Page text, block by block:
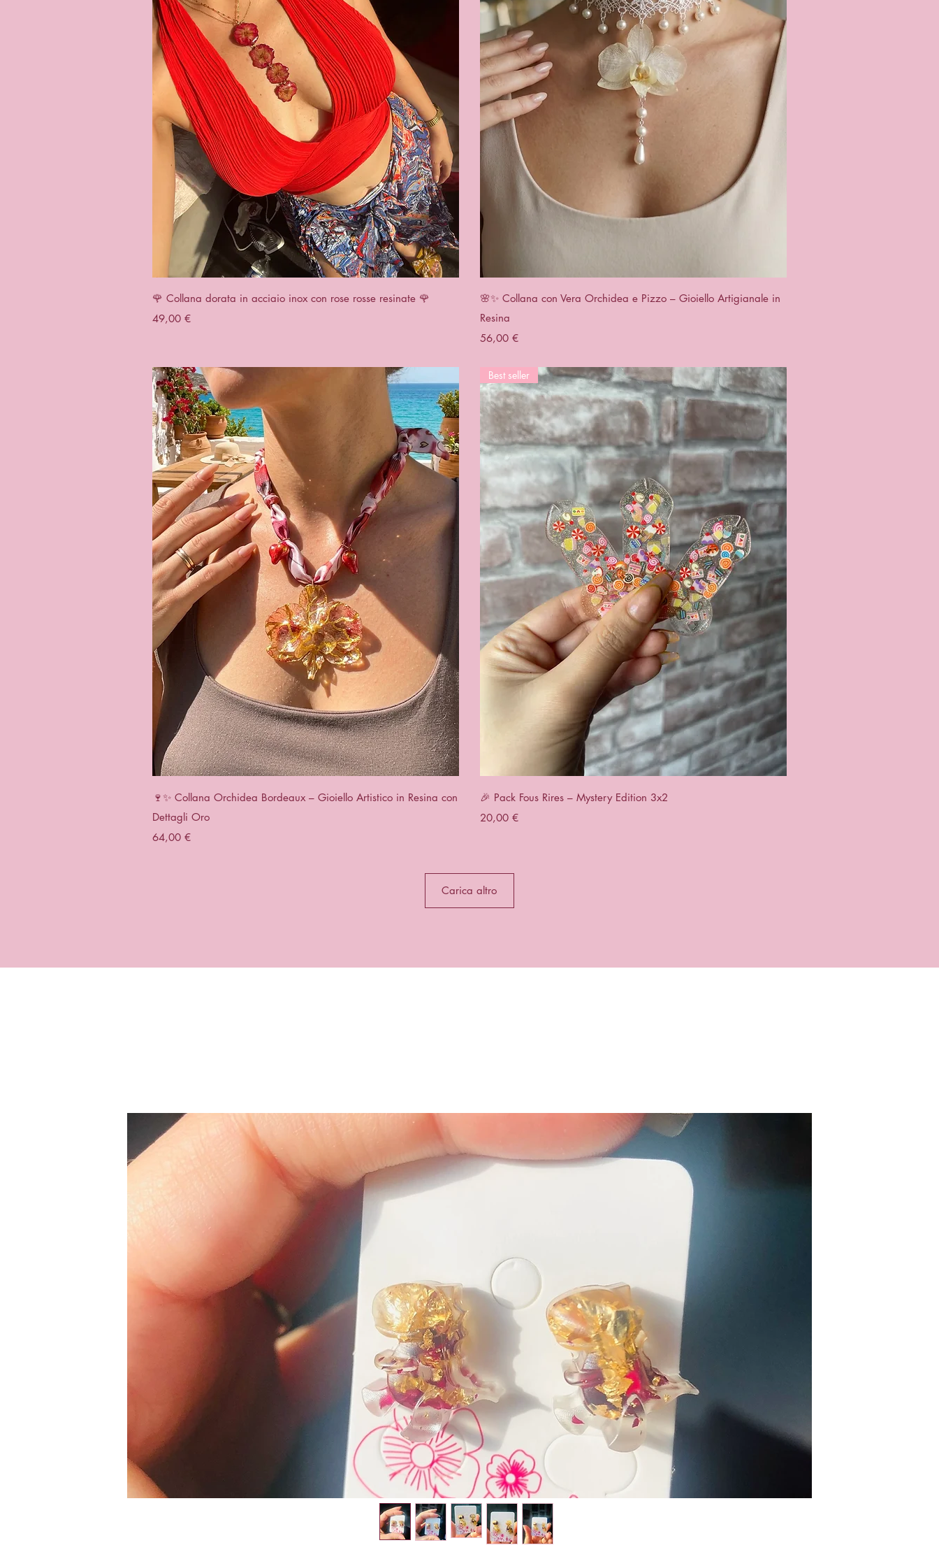
Vista rapida
🌹 Collana dorata in acciaio inox con rose rosse resinate 🌹
Prezzo
49,00 €
Vista rapida
🌸✨ Collana con Vera Orchidea e Pizzo – Gioiello Artigianale in
Resina
Prezzo
56,00 €
Vista rapida
🍷✨ Collana Orchidea Bordeaux – Gioiello Artistico in Resina con
Dettagli Oro
Prezzo
64,00 €
Vista rapida
Best seller
🎉 Pack Fous Rires – Mystery Edition 3x2
Prezzo
20,00 €
Carica altro